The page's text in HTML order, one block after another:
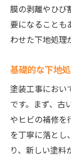
膜の剥離やひび
要になることも
わせた下地処理
基礎的な下地
塗装工事におい
です。まず、古
やヒビの補修を
を丁寧に落とし
り、新しい塗料